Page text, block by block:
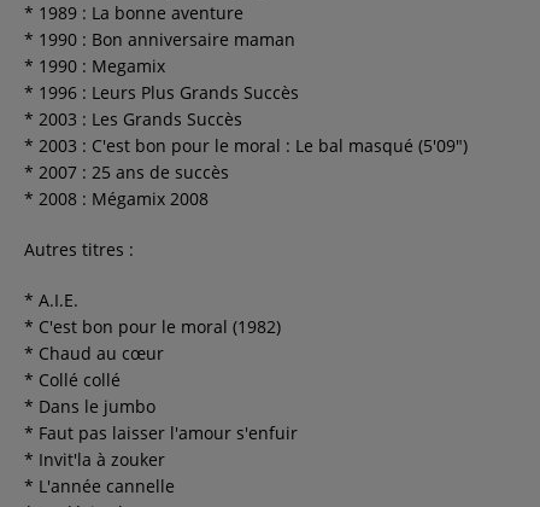
* 1989 : La bonne aventure
* 1990 : Bon anniversaire maman
* 1990 : Megamix
* 1996 : Leurs Plus Grands Succès
* 2003 : Les Grands Succès
* 2003 : C'est bon pour le moral : Le bal masqué (5'09")
* 2007 : 25 ans de succès
* 2008 : Mégamix 2008
Autres titres :
* A.I.E.
* C'est bon pour le moral (1982)
* Chaud au cœur
* Collé collé
* Dans le jumbo
* Faut pas laisser l'amour s'enfuir
* Invit'la à zouker
* L'année cannelle